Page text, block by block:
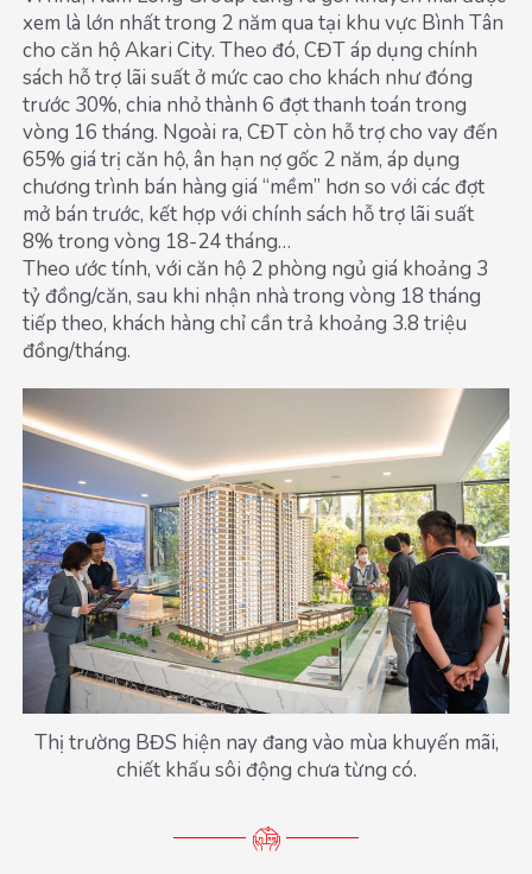
xem là lớn nhất trong 2 năm qua tại khu vực Bình Tân
cho căn hộ Akari City. Theo đó, CĐT áp dụng chính
sách hỗ trợ lãi suất ở mức cao cho khách như đóng
trước 30%, chia nhỏ thành 6 đợt thanh toán trong
vòng 16 tháng. Ngoài ra, CĐT còn hỗ trợ cho vay đến
65% giá trị căn hộ, ân hạn nợ gốc 2 năm, áp dụng
chương trình bán hàng giá “mềm” hơn so với các đợt
mở bán trước, kết hợp với chính sách hỗ trợ lãi suất
8% trong vòng 18-24 tháng…
Theo ước tính, với căn hộ 2 phòng ngủ giá khoảng 3
tỷ đồng/căn, sau khi nhận nhà trong vòng 18 tháng
tiếp theo, khách hàng chỉ cần trả khoảng 3.8 triệu
đồng/tháng.
Thị trường BĐS hiện nay đang vào mùa khuyến mãi,
chiết khấu sôi động chưa từng có.